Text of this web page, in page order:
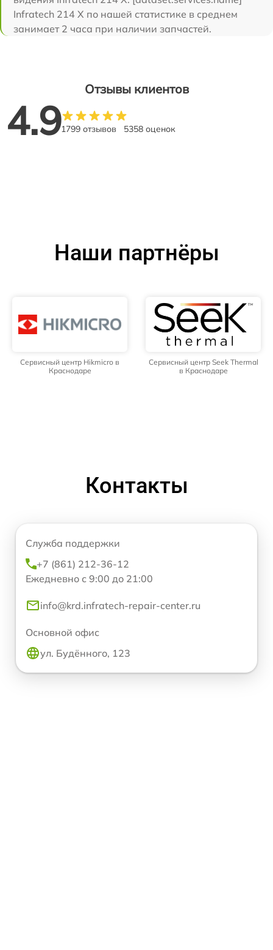
Infratech 214 Х по нашей статистике в среднем
занимает 2 часа при наличии запчастей.
Отзывы клиентов
4.91799 отзывов 5358 оценок
Наши партнёры
Сервисный центр Hikmicro в
Краснодаре
Сервисный центр Seek Thermal
в Краснодаре
Контакты
Служба поддержки
+7 (861) 212-36-12
Ежедневно с 9:00 до 21:00
info@krd.infratech-repair-center.ru
Основной офис
ул. Будённого, 123